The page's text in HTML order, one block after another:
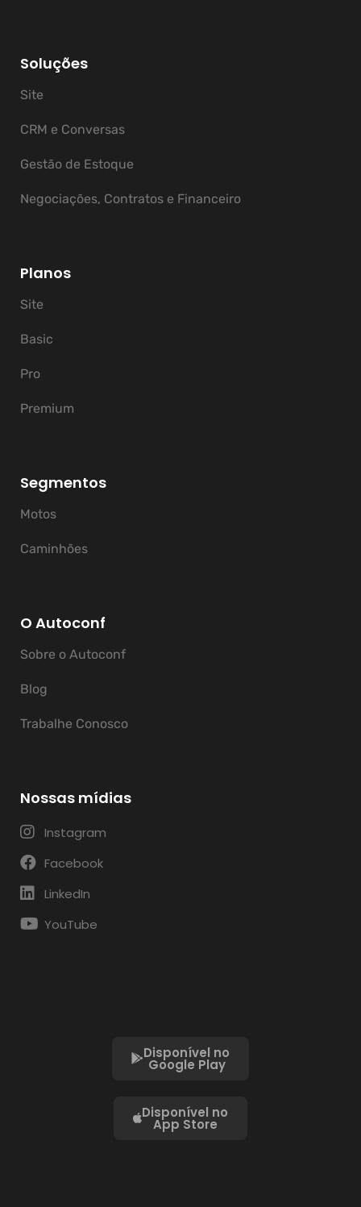
Soluções
Site
CRM e Conversas
Gestão de Estoque
Negociações, Contratos e Financeiro
Planos
Site
Basic
Pro
Premium
Segmentos
Motos
Caminhões
O Autoconf
Sobre o Autoconf
Blog
Trabalhe Conosco
Nossas mídias
Instagram
Facebook
LinkedIn
YouTube
Disponível no
Google Play
Disponível no
App Store